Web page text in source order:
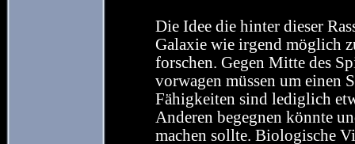
Die Idee die hinter dieser
Galaxie wie irgend möglich
forschen. Gegen Mitte des
vorwagen müssen um einen
Fähigkeiten sind lediglich
Anderen begegnen könnte
machen sollte. Biologische